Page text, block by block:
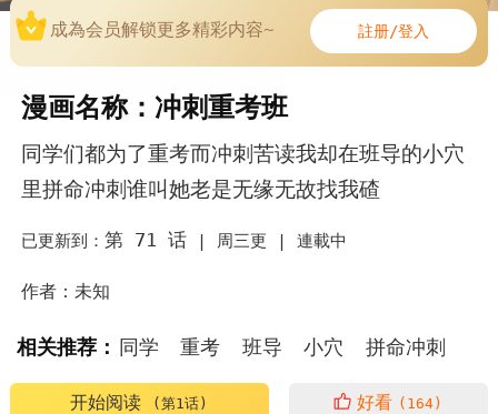
成為会员解锁更多精彩内容~ 註册/登入
漫画名称：冲刺重考班
同学们都为了重考而冲刺苦读我却在班导的小穴
里拼命冲刺谁叫她老是无缘无故找我碴
已更新到： 第 71 话| 周三更 | 連載中
作者：未知
相关推荐： 同学 重考 班导 小穴 拼命冲刺
开始阅读 (第1话) 好看 (164)